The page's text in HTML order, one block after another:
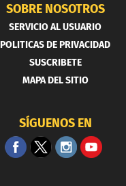
SOBRE NOSOTROS
SERVICIO AL USUARIO
POLITICAS DE PRIVACIDAD
SUSCRIBETE
MAPA DEL SITIO
SÍGUENOS EN